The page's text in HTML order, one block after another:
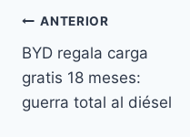
Navegación
de
entradas
ANTERIOR
BYD regala carga
gratis 18 meses:
guerra total al diésel